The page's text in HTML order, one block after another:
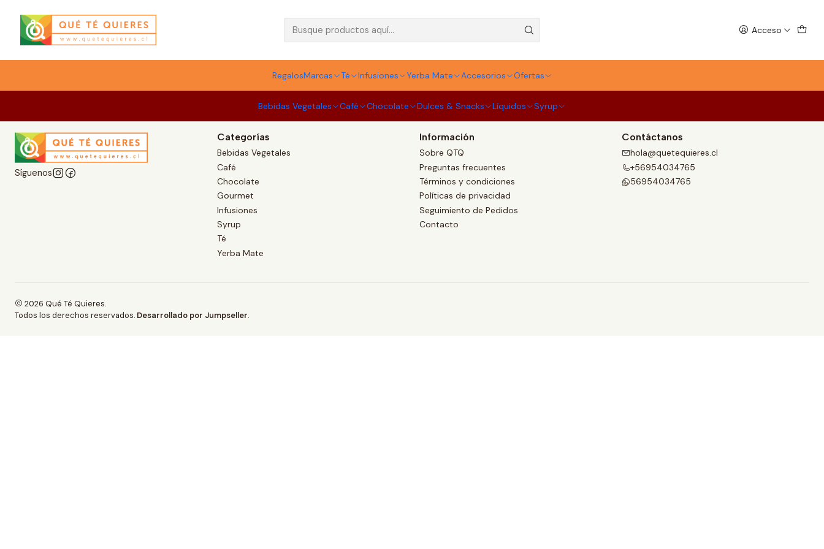
Acceso
RegalosMarcas Té Infusiones Yerba Mate Accesorios Ofertas
Bebidas Vegetales Café Chocolate Dulces & Snacks Líquidos Syrup
Chocolate ODK
Síguenos
Categorías
Bebidas Vegetales
Café
Chocolate
Gourmet
Infusiones
Syrup
Té
Yerba Mate
Información
Sobre QTQ
Preguntas frecuentes
Términos y condiciones
Políticas de privacidad
Seguimiento de Pedidos
Contacto
Contáctanos
hola@quetequieres.cl
+56954034765
56954034765
2026 Qué Té Quieres.
Todos los derechos reservados. Desarrollado por Jumpseller.